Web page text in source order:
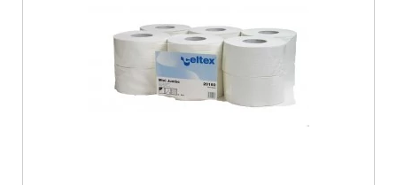
. Notre sélection de papier toilette rouleaux et plié a
été conçue pour répondre à vos besoins spécifiques en
matière d'hygiène et de propreté. Commandez dès
maintenant pour offrir à vos clients et employés une
expérience de nettoyage supérieure.